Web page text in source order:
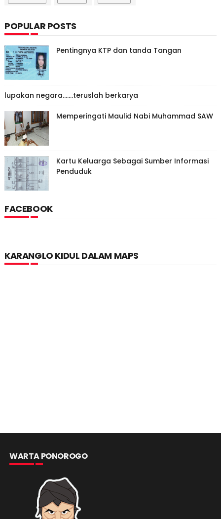
POPULAR POSTS
Pentingnya KTP dan tanda Tangan
lupakan negara.......teruslah berkarya
Memperingati Maulid Nabi Muhammad SAW
Kartu Keluarga Sebagai Sumber Informasi
Penduduk
FACEBOOK
KARANGLO KIDUL DALAM MAPS
WARTA PONOROGO